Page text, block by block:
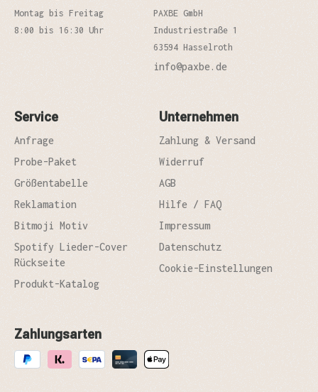
Montag bis Freitag
8:00 bis 16:30 Uhr
PAXBE GmbH
Industriestraße 1
63594 Hasselroth
info@paxbe.de
Service
Anfrage
Probe-Paket
Größentabelle
Reklamation
Bitmoji Motiv
Spotify Lieder-Cover
Rückseite
Produkt-Katalog
Unternehmen
Zahlung & Versand
Widerruf
AGB
Hilfe / FAQ
Impressum
Datenschutz
Cookie-Einstellungen
Zahlungsarten